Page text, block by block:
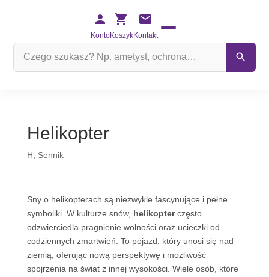
KontoKoszykKontakt
Helikopter
H Sennik
Sny o helikopterach są niezwykle fascynujące i pełne
symboliki. W kulturze snów, helikopterczęsto
odzwierciedla pragnienie wolności oraz ucieczki od
codziennych zmartwień. To pojazd, który unosi się nad
ziemią, oferując nową perspektywę i możliwość
spojrzenia na świat z innej wysokości. Wiele osób, które